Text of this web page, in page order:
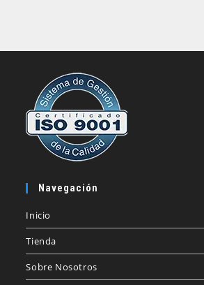
Navegación
Inicio
Tienda
Sobre Nosotros